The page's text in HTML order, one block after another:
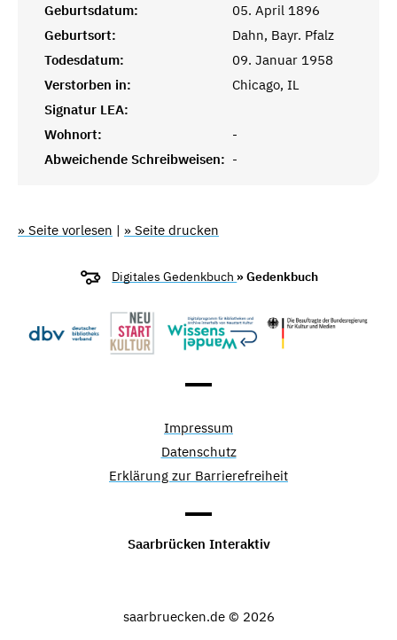
Geburtsdatum:
05. April 1896
Geburtsort:
Dahn, Bayr. Pfalz
Todesdatum:
09. Januar 1958
Verstorben in:
Chicago, IL
Signatur LEA:
Wohnort:
-
Abweichende Schreibweisen: -
» Seite vorlesen | » Seite drucken
Digitales Gedenkbuch » Gedenkbuch
Impressum
Datenschutz
Erklärung zur Barrierefreiheit
Saarbrücken Interaktiv
saarbruecken.de © 2026